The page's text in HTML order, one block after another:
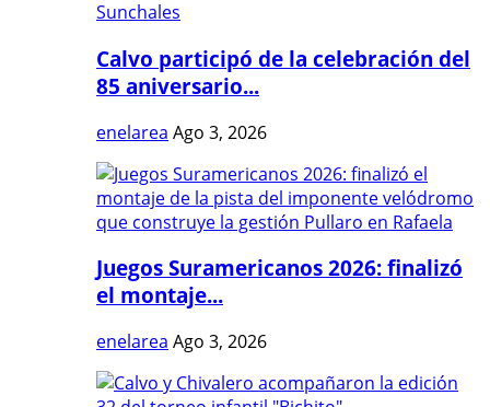
Calvo participó de la celebración del
85 aniversario...
enelarea Ago 3, 2026
Juegos Suramericanos 2026: finalizó
el montaje...
enelarea Ago 3, 2026